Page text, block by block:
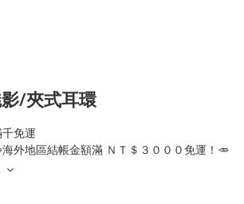
/夾式耳環
免運
外地區結帳金額滿 ＮＴ＄３０００免運！🥕